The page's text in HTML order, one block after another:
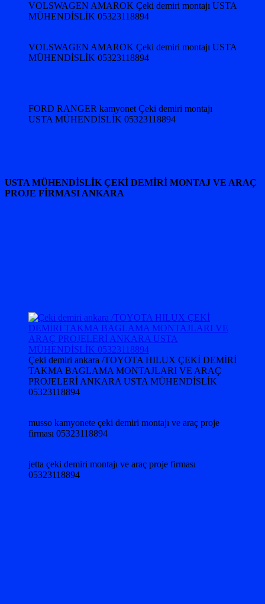
VOLSWAGEN AMAROK Çeki demiri montajı USTA
MÜHENDİSLİK 05323118894
VOLSWAGEN AMAROK Çeki demiri montajı USTA
MÜHENDİSLİK 05323118894
FORD RANGER kamyonet Çeki demiri montajı
USTA MÜHENDİSLİK 05323118894
USTA MÜHENDİSLİK ÇEKİ DEMİRİ MONTAJ VE ARAÇ
PROJE FİRMASI ANKARA
Çeki demiri ankara /TOYOTA HILUX ÇEKİ DEMİRİ
TAKMA BAGLAMA MONTAJLARI VE ARAÇ
PROJELERİ ANKARA USTA MÜHENDİSLİK
05323118894
musso kamyonete çeki demiri montajı ve araç proje
firması 05323118894
jetta çeki demiri montajı ve araç proje firması
05323118894